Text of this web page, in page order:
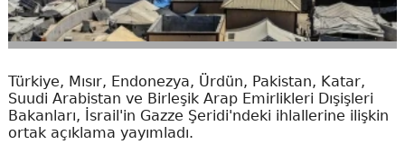
Türkiye, Mısır, Endonezya, Ürdün, Pakistan, Katar,
Suudi Arabistan ve Birleşik Arap Emirlikleri Dışişleri
Bakanları, İsrail'in Gazze Şeridi'ndeki ihlallerine ilişkin
ortak açıklama yayımladı.